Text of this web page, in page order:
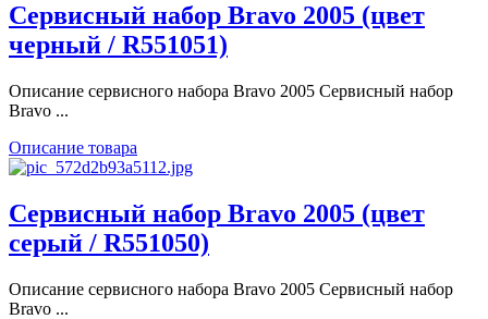
Сервисный набор Bravo 2005 (цвет
черный / R551051)
Описание сервисного набора Bravo 2005 Сервисный набор
Bravo ...
Описание товара
Сервисный набор Bravo 2005 (цвет
серый / R551050)
Описание сервисного набора Bravo 2005 Сервисный набор
Bravo ...